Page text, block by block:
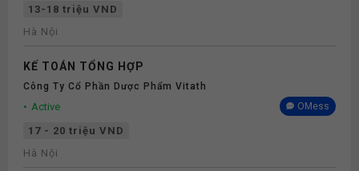
13-18 triệu VND
Hà Nội
KẾ TOÁN TỔNG HỢP
Công Ty Cổ Phần Dược Phẩm Vitath
Active OMess
17 - 20 triệu VND
Hà Nội